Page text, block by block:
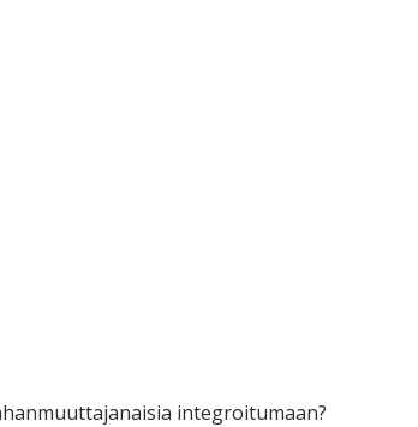
integroitumaan?